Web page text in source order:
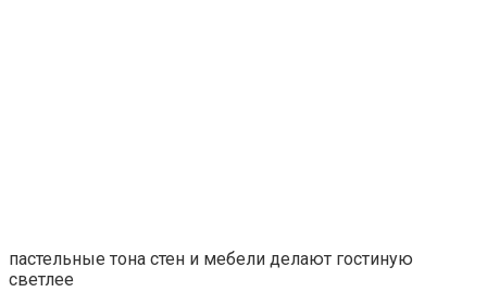
пастельные тона стен и мебели делают гостиную
светлее